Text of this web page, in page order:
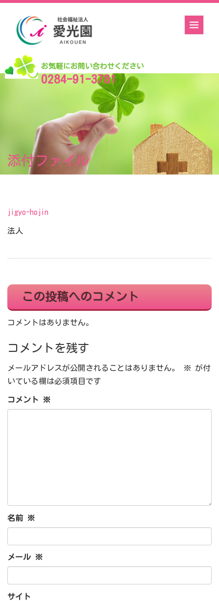
お気軽にお問い合わせください
0284-91-3781
添付ファイル
jigyo-hojin
法人
この投稿へのコメント
コメントはありません。
コメントを残す
メールアドレスが公開されることはありません。 ※ が付
いている欄は必須項目です
コメント ※
名前 ※
メール ※
サイト